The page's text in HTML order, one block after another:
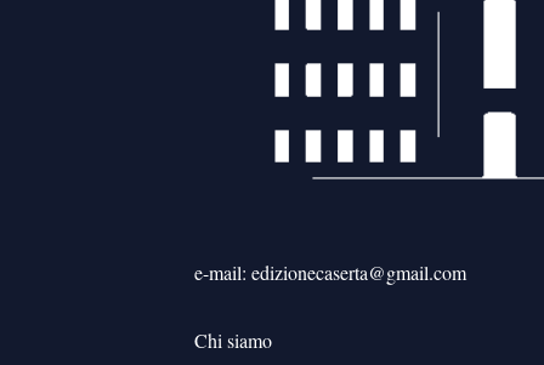
e-mail: edizionecaserta@gmail.com
Chi siamo